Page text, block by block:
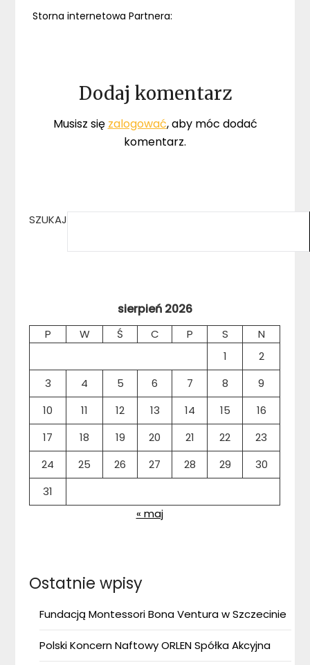
Storna internetowa Partnera:
Dodaj komentarz
Musisz się zalogować, aby móc dodać
komentarz.
SZUKAJ
sierpień 2026
P W Ś C P S
N
1
2
3
4 5 6 7 8
9
10
11 12 13 14 15
16
17
18 19 20 21 22
23
24
25 26 27 28 29
30
31
« maj
Ostatnie wpisy
Fundacją Montessori Bona Ventura w Szczecinie
Polski Koncern Naftowy ORLEN Spółka Akcyjna